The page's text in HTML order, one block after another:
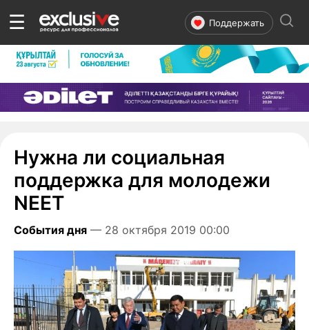
☰ Поддержать
Нужна ли социальная
поддержка для молодежи
NEET
События дня — 28 октября 2019 00:00